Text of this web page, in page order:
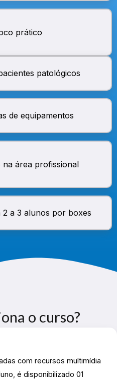
prático
patológicos
de equipamentos
área profissional
a 3 alunos por boxes
o curso?
com recursos multimídia
é disponibilizado 01